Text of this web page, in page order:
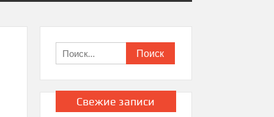
Найти:
Свежие записи